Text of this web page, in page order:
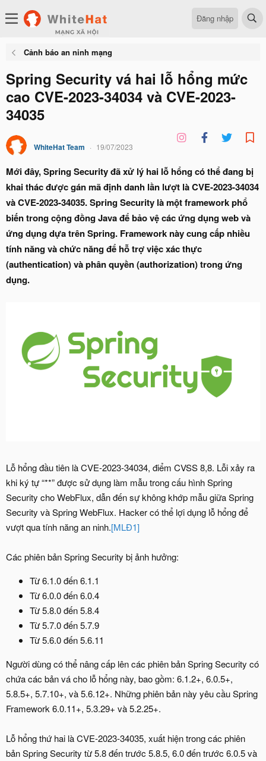
Đăng nhập
Cảnh báo an ninh mạng
Spring Security vá hai lỗ hổng mức
cao CVE-2023-34034 và CVE-2023-
34035
WhiteHat Team 19/07/2023
Mới đây, Spring Security đã xử lý hai lỗ hổng có thể đang bị
khai thác được gán mã định danh lần lượt là CVE-2023-34034
và CVE-2023-34035. Spring Security là một framework phổ
biến trong cộng đồng Java để bảo vệ các ứng dụng web và
ứng dụng dựa trên Spring. Framework này cung cấp nhiều
tính năng và chức năng để hỗ trợ việc xác thực
(authentication) và phân quyền (authorization) trong ứng
dụng.
Lỗ hổng đầu tiên là CVE-2023-34034, điểm CVSS 8,8. Lỗi xảy ra
khi ký tự “**” được sử dụng làm mẫu trong cấu hình Spring
Security cho WebFlux, dẫn đến sự không khớp mẫu giữa Spring
Security và Spring WebFlux. Hacker có thể lợi dụng lỗ hổng để
vượt qua tính năng an ninh.[MLĐ1]
Các phiên bản Spring Security bị ảnh hưởng:
Từ 6.1.0 đến 6.1.1
Từ 6.0.0 đến 6.0.4
Từ 5.8.0 đến 5.8.4
Từ 5.7.0 đến 5.7.9
Từ 5.6.0 đến 5.6.11
Người dùng có thể nâng cấp lên các phiên bản Spring Security có
chứa các bản vá cho lỗ hổng này, bao gồm: 6.1.2+, 6.0.5+,
5.8.5+, 5.7.10+, và 5.6.12+. Những phiên bản này yêu cầu Spring
Framework 6.0.11+, 5.3.29+ và 5.2.25+.
Lỗ hổng thứ hai là CVE-2023-34035, xuất hiện trong các phiên
bản Spring Security từ 5.8 đến trước 5.8.5, 6.0 đến trước 6.0.5 và